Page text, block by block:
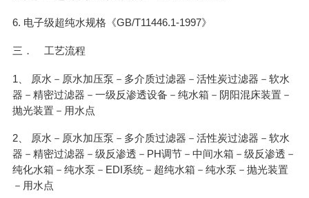
6. 电子级超纯水规格《GB/T11446.1-1997》
三． 工艺流程
1、 原水－原水加压泵－多介质过滤器－活性炭过滤器－软水
器－精密过滤器－一级反渗透设备－纯水箱－阴阳混床装置－
抛光装置－用水点
2、 原水－原水加压泵－多介质过滤器－活性炭过滤器－软水
器－精密过滤器－级反渗透－PH调节－中间水箱－级反渗透－
纯化水箱－纯水泵－EDI系统－超纯水箱－纯水泵－抛光装置
－用水点